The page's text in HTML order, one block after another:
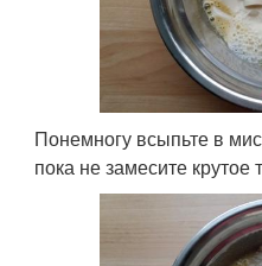
Понемногу всыпьте в
пока не замесите крутое